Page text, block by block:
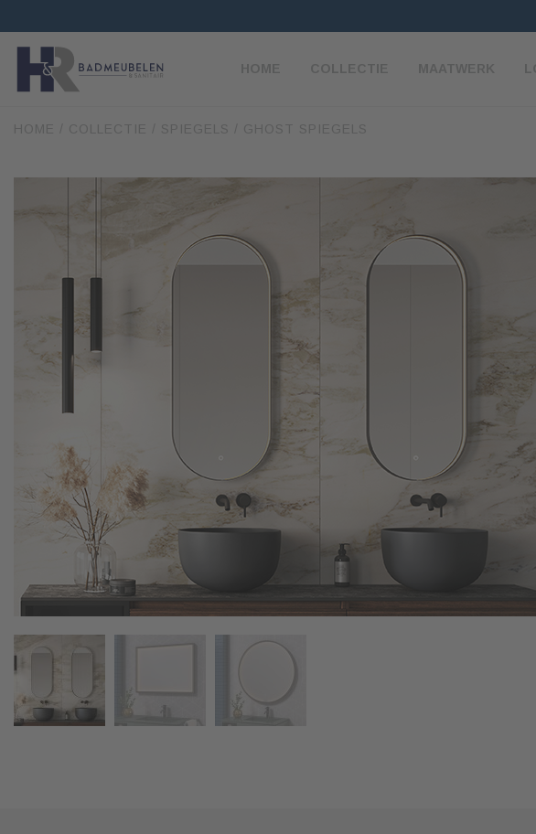
HOME COLLECTIE MAATWERK
HOME COLLECTIE SPIEGELS / GHOST SPIEGELS